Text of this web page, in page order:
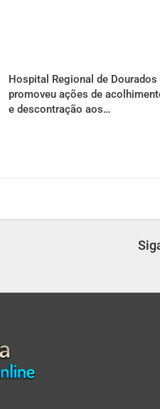
Hospital Regional de Dourados
promoveu ações de
e descontração aos…